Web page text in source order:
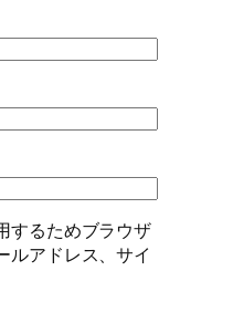
するためブラウザ
ルアドレス、サイ